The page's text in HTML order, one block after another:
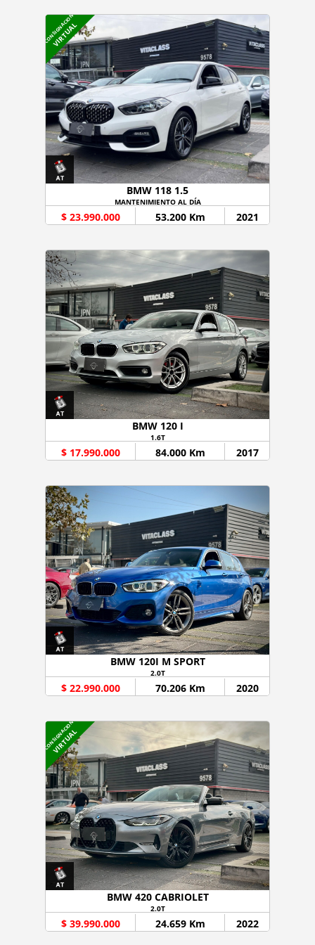
CONSIGNACION
VIRTUAL
BMW 118 1.5
MANTENIMIENTO AL DÍA
$ 23.990.000 53.200 Km 2021
BMW 120 I
1.6T
$ 17.990.000 84.000 Km 2017
BMW 120I M SPORT
2.0T
$ 22.990.000 70.206 Km 2020
CONSIGNACION
VIRTUAL
BMW 420 CABRIOLET
2.0T
$ 39.990.000 24.659 Km 2022